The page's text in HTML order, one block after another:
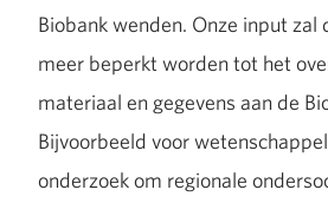
Biobank wenden. Onze input zal
meer beperkt worden tot het
materiaal en gegevens aan de
Bijvoorbeeld voor
onderzoek om regionale